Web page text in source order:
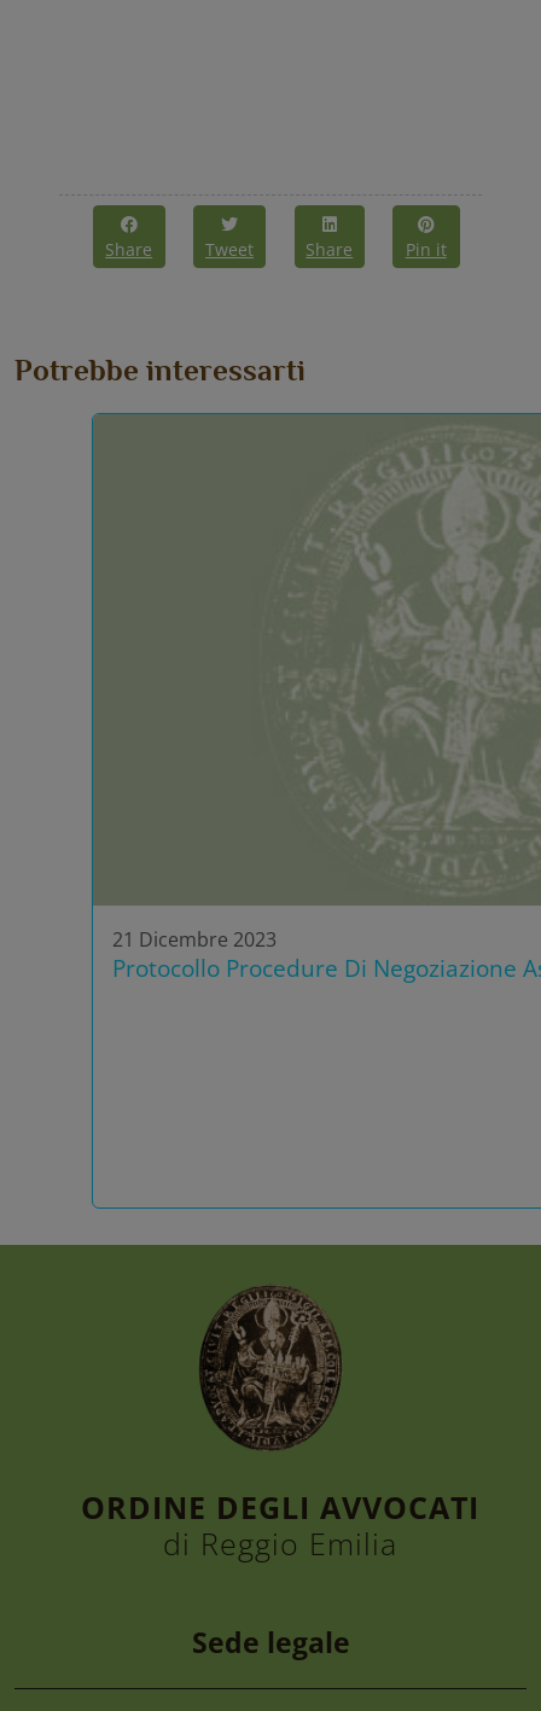
Share Tweet Share Pin it
Potrebbe interessarti
21 Dicembre 2023
Protocollo Procedure Di Negoziazione
ORDINE DEGLI AVVOCATI
di Reggio Emilia
Sede legale